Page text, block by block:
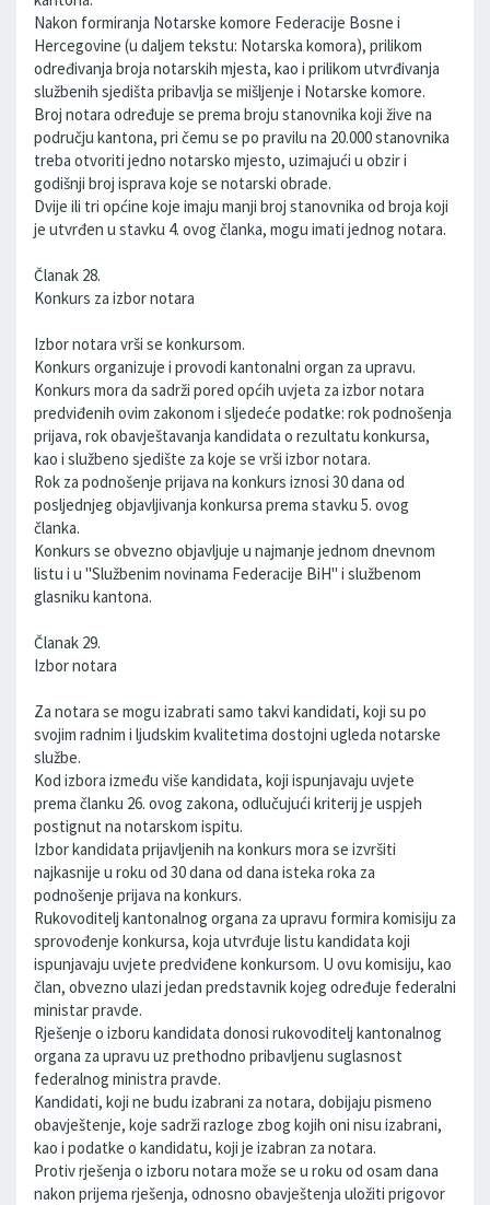
Nakon formiranja Notarske komore Federacije Bosne i
Hercegovine (u daljem tekstu: Notarska komora), prilikom
određivanja broja notarskih mjesta, kao i prilikom utvrđivanja
službenih sjedišta pribavlja se mišljenje i Notarske komore.
Broj notara određuje se prema broju stanovnika koji žive na
području kantona, pri čemu se po pravilu na 20.000 stanovnika
treba otvoriti jedno notarsko mjesto, uzimajući u obzir i
godišnji broj isprava koje se notarski obrade.
Dvije ili tri općine koje imaju manji broj stanovnika od broja koji
je utvrđen u stavku 4. ovog članka, mogu imati jednog notara.
Članak 28.
Konkurs za izbor notara
Izbor notara vrši se konkursom.
Konkurs organizuje i provodi kantonalni organ za upravu.
Konkurs mora da sadrži pored općih uvjeta za izbor notara
predviđenih ovim zakonom i sljedeće podatke: rok podnošenja
prijava, rok obavještavanja kandidata o rezultatu konkursa,
kao i službeno sjedište za koje se vrši izbor notara.
Rok za podnošenje prijava na konkurs iznosi 30 dana od
posljednjeg objavljivanja konkursa prema stavku 5. ovog
članka.
Konkurs se obvezno objavljuje u najmanje jednom dnevnom
listu i u "Službenim novinama Federacije BiH" i službenom
glasniku kantona.
Članak 29.
Izbor notara
Za notara se mogu izabrati samo takvi kandidati, koji su po
svojim radnim i ljudskim kvalitetima dostojni ugleda notarske
službe.
Kod izbora između više kandidata, koji ispunjavaju uvjete
prema članku 26. ovog zakona, odlučujući kriterij je uspjeh
postignut na notarskom ispitu.
Izbor kandidata prijavljenih na konkurs mora se izvršiti
najkasnije u roku od 30 dana od dana isteka roka za
podnošenje prijava na konkurs.
Rukovoditelj kantonalnog organa za upravu formira komisiju za
sprovođenje konkursa, koja utvrđuje listu kandidata koji
ispunjavaju uvjete predviđene konkursom. U ovu komisiju, kao
član, obvezno ulazi jedan predstavnik kojeg određuje federalni
ministar pravde.
Rješenje o izboru kandidata donosi rukovoditelj kantonalnog
organa za upravu uz prethodno pribavljenu suglasnost
federalnog ministra pravde.
Kandidati, koji ne budu izabrani za notara, dobijaju pismeno
obavještenje, koje sadrži razloge zbog kojih oni nisu izabrani,
kao i podatke o kandidatu, koji je izabran za notara.
Protiv rješenja o izboru notara može se u roku od osam dana
nakon prijema rješenja, odnosno obavještenja uložiti prigovor